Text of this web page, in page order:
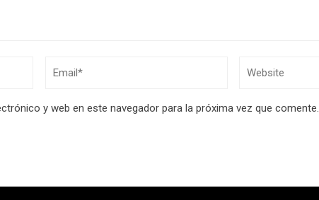
y web en este navegador para la próxima vez que comente.